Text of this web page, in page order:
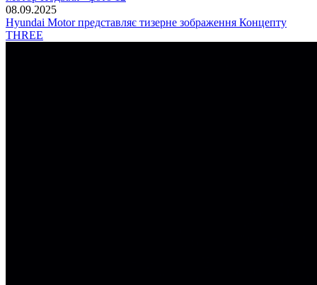
08.09.2025
Hyundai Motor представляє тизерне зображення Концепту
THREE